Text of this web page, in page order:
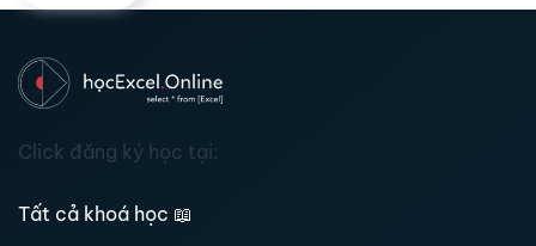
Click đăng ký học tại:
Tất cả khoá học 📖